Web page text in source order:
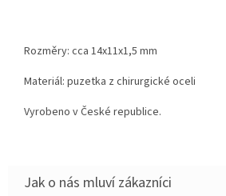
Rozměry: cca 14x11x1,5 mm
Materiál: puzetka z chirurgické oceli
Vyrobeno v České republice.